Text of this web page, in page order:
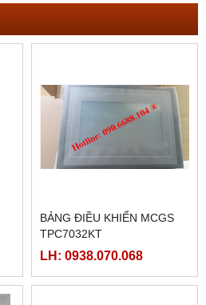
BẢNG ĐIỀU KHIỂN MCGS
TPC7032KT
LH: 0938.070.068